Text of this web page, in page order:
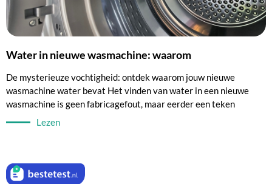
Water in nieuwe wasmachine: waarom
De mysterieuze vochtigheid: ontdek waarom jouw nieuwe
wasmachine water bevat Het vinden van water in een nieuwe
wasmachine is geen fabricagefout, maar eerder een teken
Lezen